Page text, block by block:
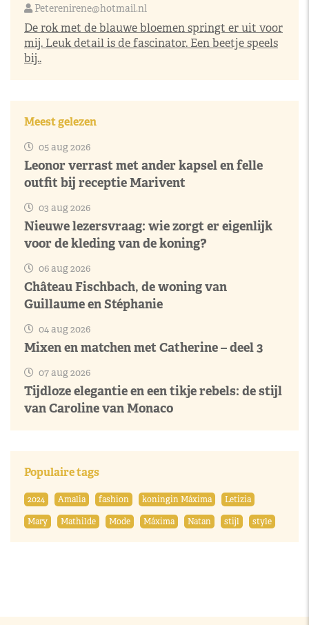
Peterenirene@hotmail.nl
De rok met de blauwe bloemen springt er uit voor
mij. Leuk detail is de fascinator. Een beetje speels
bij..
Meest gelezen
05 aug 2026
Leonor verrast met ander kapsel en felle
outfit bij receptie Marivent
03 aug 2026
Nieuwe lezersvraag: wie zorgt er eigenlijk
voor de kleding van de koning?
06 aug 2026
Château Fischbach, de woning van
Guillaume en Stéphanie
04 aug 2026
Mixen en matchen met Catherine – deel 3
07 aug 2026
Tijdloze elegantie en een tikje rebels: de stijl
van Caroline van Monaco
Populaire tags
2024 Amalia fashion koningin Máxima
Letizia
Mary
Mathilde Mode Máxima Natan stijl style